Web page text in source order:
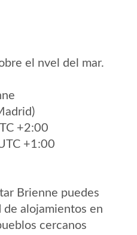
el nvel del mar.
+2:00
+1:00
Brienne puedes
alojamientos en
cercanos